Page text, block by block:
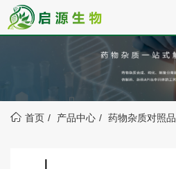
首页 产品中心 药物杂质对照品